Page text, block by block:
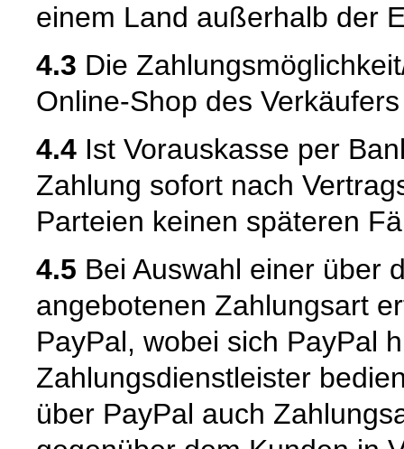
einem Land außerhalb der
4.3 Die
Online-Shop des
4.4 Ist Vorauskasse per
Zahlung sofort nach
Parteien keinen späteren
4.5 Bei Auswahl einer über
angebotenen Zahlungsart
PayPal, wobei sich PayPal
Zahlungsdienstleister
über PayPal auch